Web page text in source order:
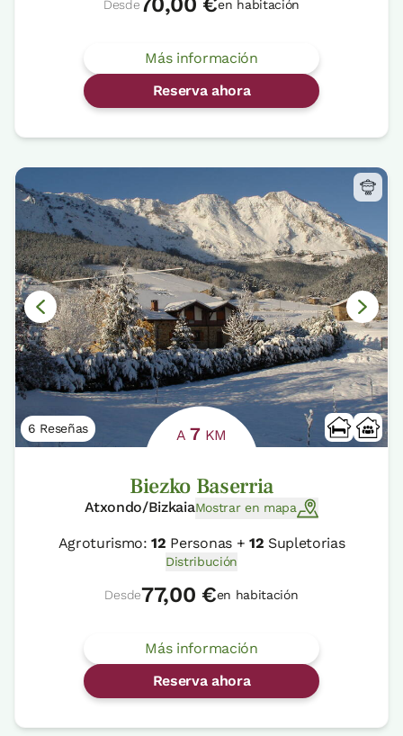
Desde en habitación
Más información
Reserva ahora
6 Reseñas A7 KM
Biezko Baserria
Atxondo/BizkaiaMostrar en mapa
Agroturismo:12 Personas + 12 Supletorias
Distribución
Desde77,00 €en habitación
Más información
Reserva ahora